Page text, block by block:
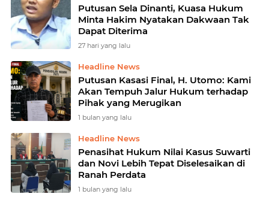
Putusan Sela Dinanti, Kuasa Hukum
Minta Hakim Nyatakan Dakwaan Tak
Dapat Diterima
27 hari yang lalu
Headline News
Putusan Kasasi Final, H. Utomo: Kami
Akan Tempuh Jalur Hukum terhadap
Pihak yang Merugikan
1 bulan yang lalu
Headline News
Penasihat Hukum Nilai Kasus Suwarti
dan Novi Lebih Tepat Diselesaikan di
Ranah Perdata
1 bulan yang lalu